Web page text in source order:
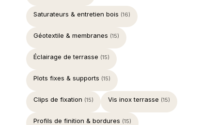
Saturateurs & entretien bois (16)
Géotextile & membranes (15)
Éclairage de terrasse (15)
Plots fixes & supports (15)
Clips de fixation (15) Vis inox terrasse (15)
Profils de finition & bordures (15)